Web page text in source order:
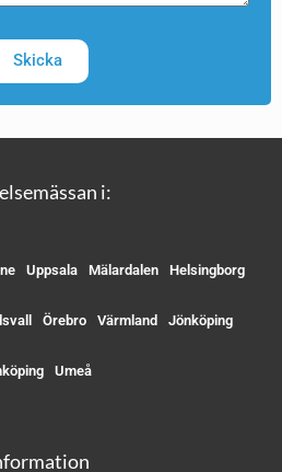
Skicka
i:
Uppsala Mälardalen Helsingborg
Örebro Värmland Jönköping
Umeå